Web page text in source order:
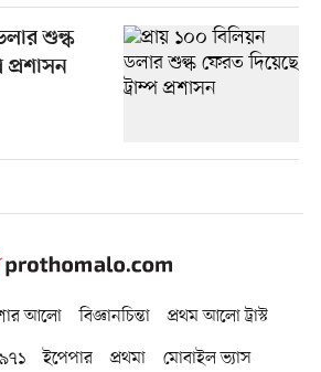
শুল্ক
প্রশাসন
আলো বিজ্ঞানচিন্তা
প্রথম আলো ট্রাস্ট
ইপেপার প্রথমা মোবাইল ভ্যাস